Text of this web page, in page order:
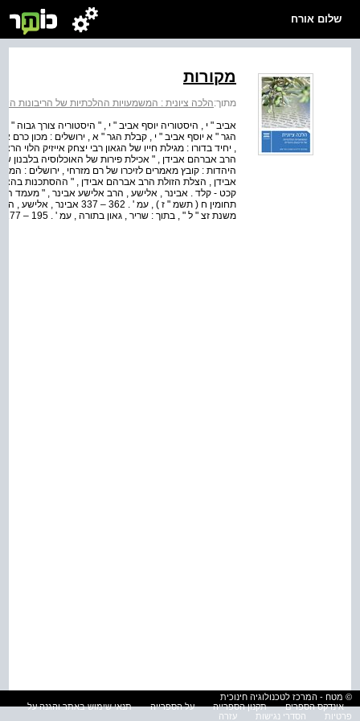
שלום אורח
מקורות
מתוך:הלכה ציונית : המשמעויות ההלכתיות של הריבונות
הגר " א יוסף אביב " י , קבלת הגר " א , ירושלים : מכון כרם
הרב אברהם אבידן , " אכילת פירות של האוכלוסיה
אבידן , הצלת הזולת הרב אברהם אבידן , " ההסתכנות
קכט - קלד . אבינר , אלישע , הרב אלישע אבינר , " מעמד
תחומין ח ( תשמ " ז ) , עמ ' .
משנת זצ " ל " , בתוך : שריר , גאון בתורה , עמ ' . 195 – 177 אבינר , אלישע...
© מטח - המרכז לטכנולוגיה חינוכית
אינדקס הספרים
תקנון הספרייה על הספרייה
תנאי שימוש באתר והגנה על
פרטיות
הסדרי נגישות עזרה